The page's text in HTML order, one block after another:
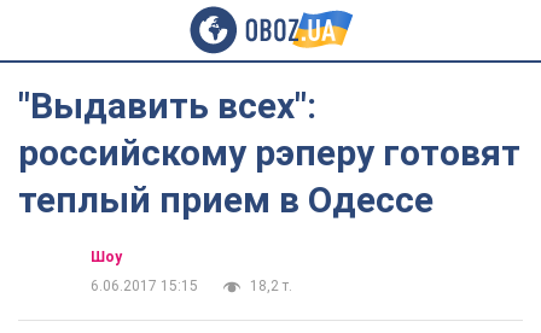
"Выдавить всех":
российскому рэперу готовят
теплый прием в Одессе
Шоу
6.06.2017 15:15
18,2 т.